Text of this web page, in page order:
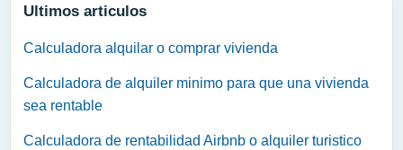
Ultimos articulos
Calculadora alquilar o comprar vivienda
Calculadora de alquiler minimo para que una vivienda
sea rentable
Calculadora de rentabilidad Airbnb o alquiler turistico